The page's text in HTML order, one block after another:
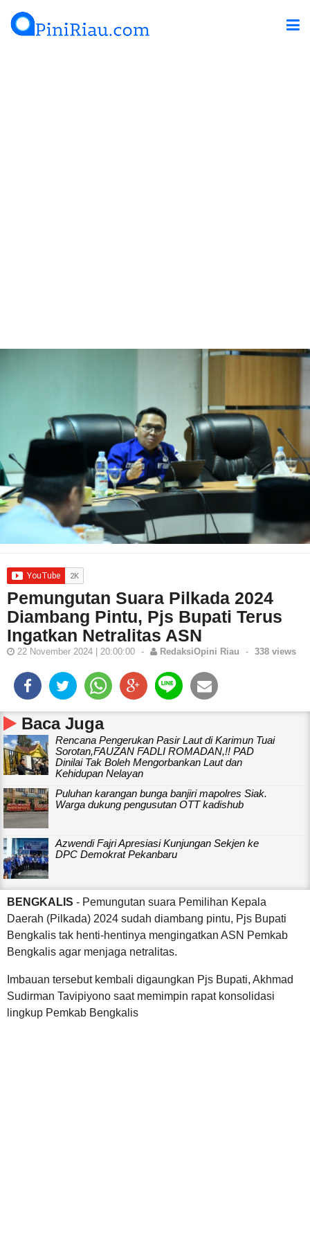
Pemungutan Suara Pilkada 2024
Diambang Pintu, Pjs Bupati Terus
Ingatkan Netralitas ASN
22 November 2024 | 20:00:00 - RedaksiOpini Riau - 338 views
Baca Juga
Rencana Pengerukan Pasir Laut di Karimun Tuai
Sorotan,FAUZAN FADLI ROMADAN,!! PAD
Dinilai Tak Boleh Mengorbankan Laut dan
Kehidupan Nelayan
Puluhan karangan bunga banjiri mapolres Siak.
Warga dukung pengusutan OTT kadishub
Azwendi Fajri Apresiasi Kunjungan Sekjen ke
DPC Demokrat Pekanbaru
BENGKALIS - Pemungutan suara Pemilihan Kepala
Daerah (Pilkada) 2024 sudah diambang pintu, Pjs Bupati
Bengkalis tak henti-hentinya mengingatkan ASN Pemkab
Bengkalis agar menjaga netralitas.
Imbauan tersebut kembali digaungkan Pjs Bupati, Akhmad
Sudirman Tavipiyono saat memimpin rapat konsolidasi
lingkup Pemkab Bengkalis